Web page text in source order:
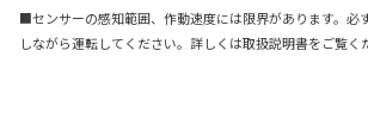
■センサーの感知範囲、作動速度には限界があります。必
しながら運転してください。詳しくは取扱説明書をご覧く